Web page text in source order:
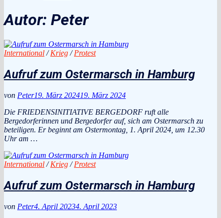
Autor: Peter
International /Krieg /Protest
Aufruf zum Ostermarsch in Hamburg
von Peter19. März 202419. März 2024
Die FRIEDENSINITIATIVE BERGEDORF ruft alle
Bergedorferinnen und Bergedorfer auf, sich am Ostermarsch zu
beteiligen. Er beginnt am Ostermontag, 1. April 2024, um 12.30
Uhr am …
International /Krieg /Protest
Aufruf zum Ostermarsch in Hamburg
von Peter4. April 20234. April 2023